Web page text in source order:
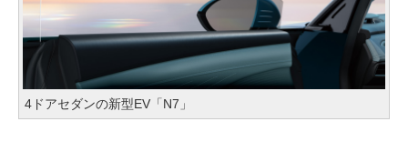
4ドアセダンの新型EV「N7」